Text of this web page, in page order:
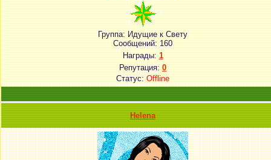
Группа: Идущие к Свету
Сообщений:160
Награды:1
Репутация:0
Статус:Offline
Helena